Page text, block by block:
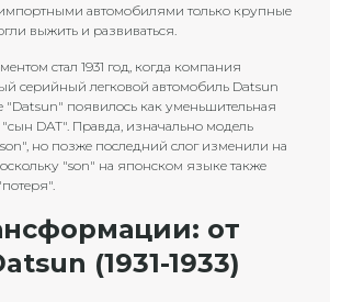
автомобилями только крупные
выжить и развиваться.
стал 1931 год, когда компания
серийный легковой автомобиль Datsun
"Datsun" появилось как уменьшительная
DAT". Правда, изначально модель
но позже последний слог изменили на
"son" на японском языке также
от
(1931-1933)